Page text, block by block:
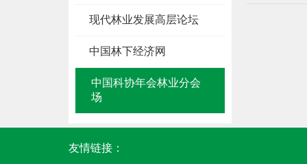
现代林业发展高层论坛
中国林下经济网
中国科协年会林业分会
场
友情链接：